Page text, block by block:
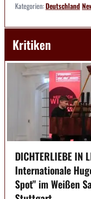
Kategorien:Deutschland
Kritiken
DICHTERLIEBE IN
Internationale
Spot" im Weißen